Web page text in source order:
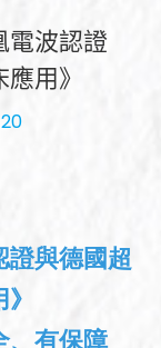
電波認證
用》
證與德國超
、有保障